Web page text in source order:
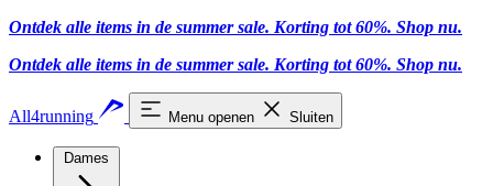
Ontdek alle items in de summer sale. Korting tot 60%. Shop nu.
Ontdek alle items in de summer sale. Korting tot 60%. Shop nu.
All4running Menu openen Sluiten
Dames